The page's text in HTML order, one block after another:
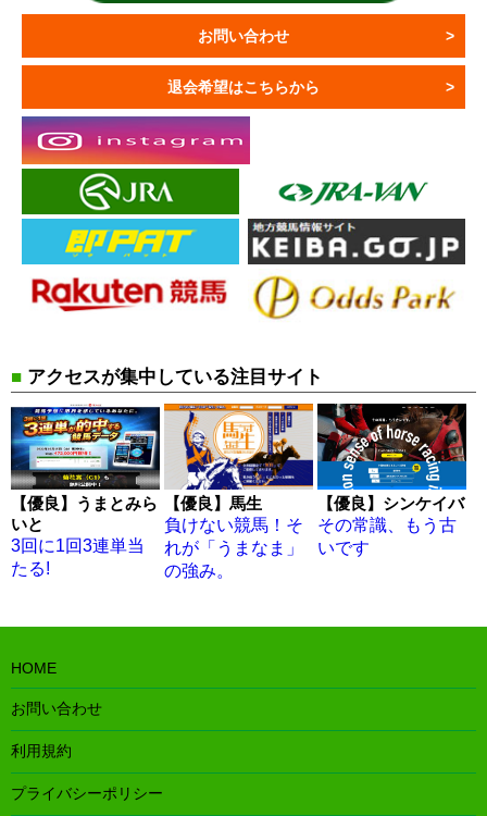
お問い合わせ
退会希望はこちらから
■ アクセスが集中している注目サイト
【優良】うまとみら
いと
3回に1回3連単当
たる!
【優良】馬生
負けない競馬！そ
れが「うまなま」
の強み。
【優良】シンケイバ
その常識、もう古
いです
HOME
お問い合わせ
利用規約
プライバシーポリシー